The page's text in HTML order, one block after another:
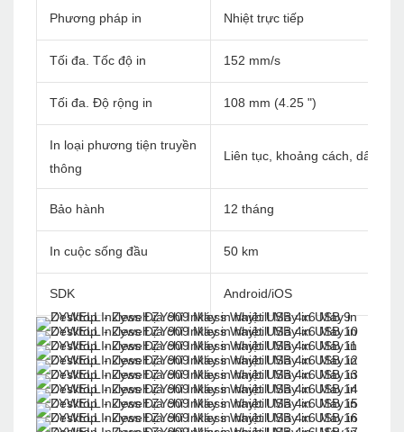
Phương pháp in Nhiệt trực tiếp
Tối đa. Tốc độ in 152 mm/s
Tối đa. Độ rộng in 108 mm (4.25 ")
In loại phương tiện truyền
thông
Liên tục, khoảng cách, dấu
Bảo hành 12 tháng
In cuộc sống đầu 50 km
SDK Android/iOS